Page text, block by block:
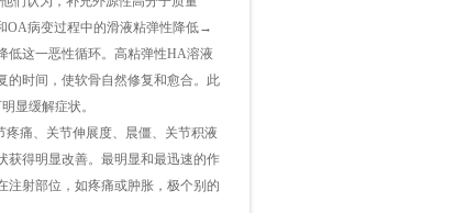
OA病变过程中的滑液粘弹性降低→
这一恶性循环。高粘弹性HA溶液
的时间，使软骨自然修复和愈合。此
显缓解症状。
痛、关节伸展度、晨僵、关节积液
获得明显改善。最明显和最迅速的作
注射部位，如疼痛或肿胀，极个别的